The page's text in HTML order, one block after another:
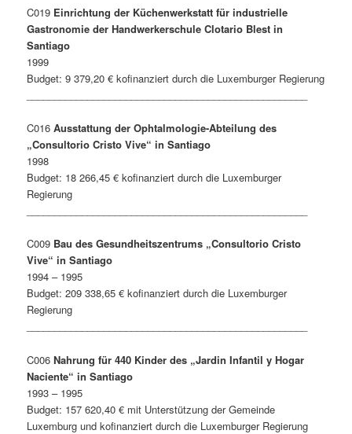
C019 Einrichtung der Küchenwerkstatt für industrielle
Gastronomie der Handwerkerschule Clotario Blest in
Santiago
1999
Budget: 9 379,20 € kofinanziert durch die Luxemburger Regierung
C016Ausstattung der Ophtalmologie-Abteilung des
„Consultorio Cristo Vive“ in Santiago
1998
Budget: 18 266,45 € kofinanziert durch die Luxemburger
Regierung
C009 Bau des Gesundheitszentrums „Consultorio Cristo
Vive“ in Santiago
1994 – 1995
Budget: 209 338,65 € kofinanziert durch die Luxemburger
Regierung
C006Nahrung für 440 Kinder des „Jardin Infantil y Hogar
Naciente“ in Santiago
1993 – 1995
Budget: 157 620,40 € mit Unterstützung der Gemeinde
Luxemburg und kofinanziert durch die Luxemburger Regierung